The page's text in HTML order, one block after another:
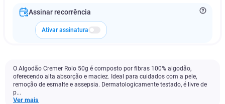
Assinar recorrência
Ativar assinatura
O Algodão Cremer Rolo 50g é composto por fibras 100% algodão,
oferecendo alta absorção e maciez. Ideal para cuidados com a pele,
remoção de esmalte e assepsia. Dermatologicamente testado, é livre de
p...
Ver mais